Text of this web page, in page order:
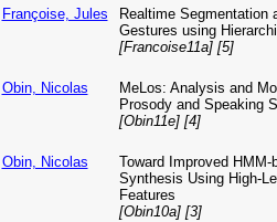
Françoise, Jules
Realtime Segmentation
Gestures using
[Francoise11a] [5]
Obin, Nicolas
MeLos: Analysis and
Prosody and Speaking
[Obin11e] [4]
Obin, Nicolas
Toward Improved HMM-
Synthesis Using High-
Features
[Obin10a] [3]